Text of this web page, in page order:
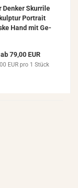
Den­ker Skur­ri­le
Por­trait
Hand mit Ge­
ab 79,00 EUR
EUR pro 1 Stück